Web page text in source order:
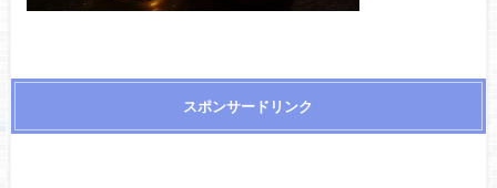
スポンサードリンク